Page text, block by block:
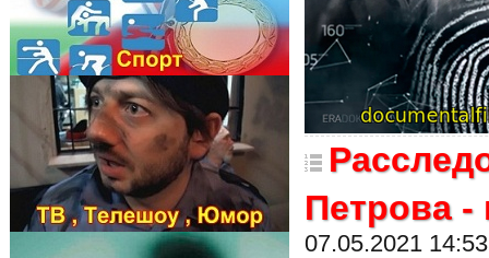
Петрова -
07.05.2021 14:53